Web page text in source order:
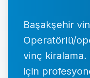
0537 664 48
7/24 Destek Hattı
Başakşehir
Operatörlü/
vinç kiralama.
için